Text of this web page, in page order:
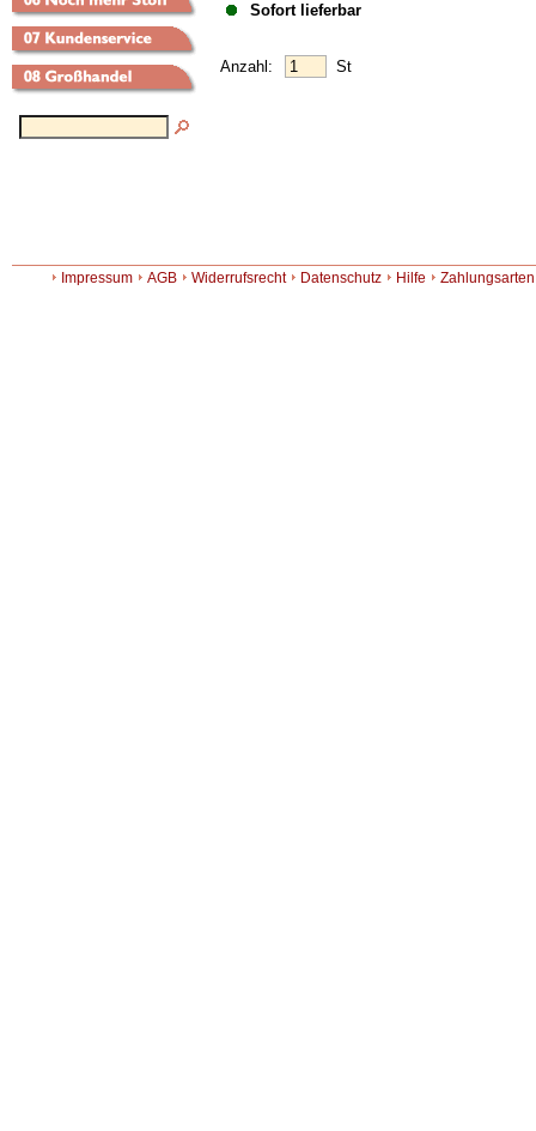
Sofort lieferbar
Anzahl: St
Impressum AGB Widerrufsrecht Datenschutz Hilfe Zahlungsarten